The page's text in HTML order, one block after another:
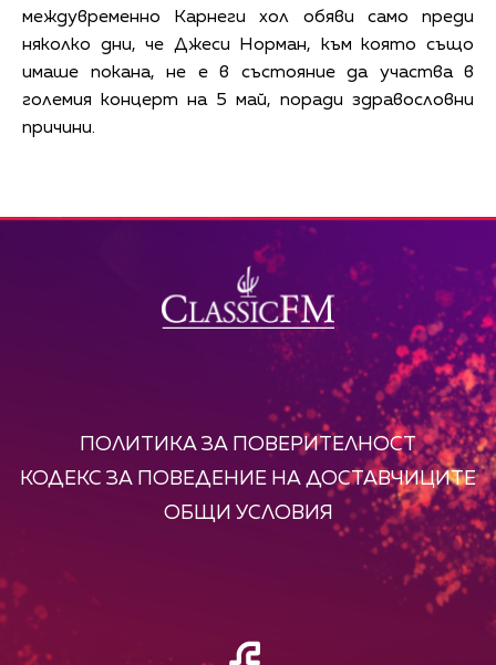
междувременно Карнеги хол обяви само преди
няколко дни, че Джеси Норман, към която също
имаше покана, не е в състояние да участва в
големия концерт на 5 май, поради здравословни
причини.
ПОЛИТИКА ЗА ПОВЕРИТЕЛНОСТ
КОДЕКС ЗА ПОВЕДЕНИЕ НА ДОСТАВЧИЦИТЕ
ОБЩИ УСЛОВИЯ